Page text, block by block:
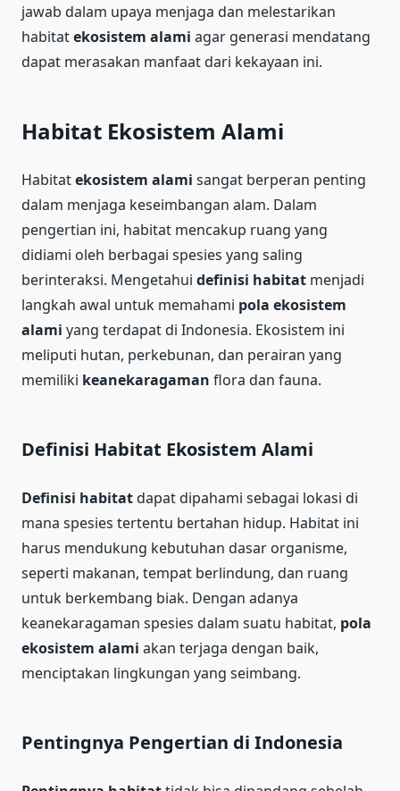
jawab dalam upaya menjaga dan melestarikan
habitatekosistem alami agar generasi mendatang
dapat merasakan manfaat dari kekayaan ini.
Habitat Ekosistem Alami
Habitatekosistem alami sangat berperan penting
dalam menjaga keseimbangan alam. Dalam
pengertian ini, habitat mencakup ruang yang
didiami oleh berbagai spesies yang saling
berinteraksi. Mengetahui definisi habitat menjadi
langkah awal untuk memahami pola ekosistem
alami yang terdapat di Indonesia. Ekosistem ini
meliputi hutan, perkebunan, dan perairan yang
memiliki keanekaragaman flora dan fauna.
Definisi Habitat Ekosistem Alami
Definisi habitatdapat dipahami sebagai lokasi di
mana spesies tertentu bertahan hidup. Habitat ini
harus mendukung kebutuhan dasar organisme,
seperti makanan, tempat berlindung, dan ruang
untuk berkembang biak. Dengan adanya
keanekaragaman spesies dalam suatu habitat, pola
ekosistem alami akan terjaga dengan baik,
menciptakan lingkungan yang seimbang.
Pentingnya Pengertian di Indonesia